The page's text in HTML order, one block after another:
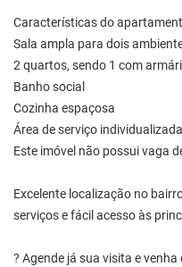
Características do
Sala ampla para dois
2 quartos, sendo 1 com
Banho social
Cozinha espaçosa
Área de serviço individualizada
Este imóvel não possui vaga
Excelente localização no
serviços e fácil acesso às
? Agende já sua visita e venha